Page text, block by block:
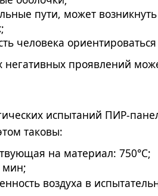
пути, может
человека
проявлений
испытаний ПИР-
таковы:
на материал: 750°С;
мин;
воздуха в